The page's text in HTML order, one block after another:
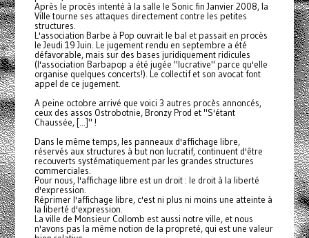
Après le procès intenté à la salle le Sonic fin Janvier 2008, la
Ville tourne ses attaques directement contre les petites
structures.
L'association Barbe à Pop ouvrait le bal et passait en procès
le Jeudi 19 Juin. Le jugement rendu en septembre a été
défavorable, mais sur des bases juridiquement ridicules
(l'association Barbapop a été jugée "lucrative" parce qu'elle
organise quelques concerts!). Le collectif et son avocat font
appel de ce jugement.
A peine octobre arrivé que voici 3 autres procès annoncés,
ceux des assos Ostrobotnie, Bronzy Prod et "S'étant
Chaussée, [...]" !
Dans le même temps, les panneaux d'affichage libre,
réservés aux structures à but non lucratif, continuent d'être
recouverts systématiquement par les grandes structures
commerciales.
Pour nous, l'affichage libre est un droit : le droit à la liberté
d'expression.
Réprimer l'affichage libre, c'est ni plus ni moins une atteinte à
la liberté d'expression.
La ville de Monsieur Collomb est aussi notre ville, et nous
n'avons pas la même notion de la propreté, qui est une valeur